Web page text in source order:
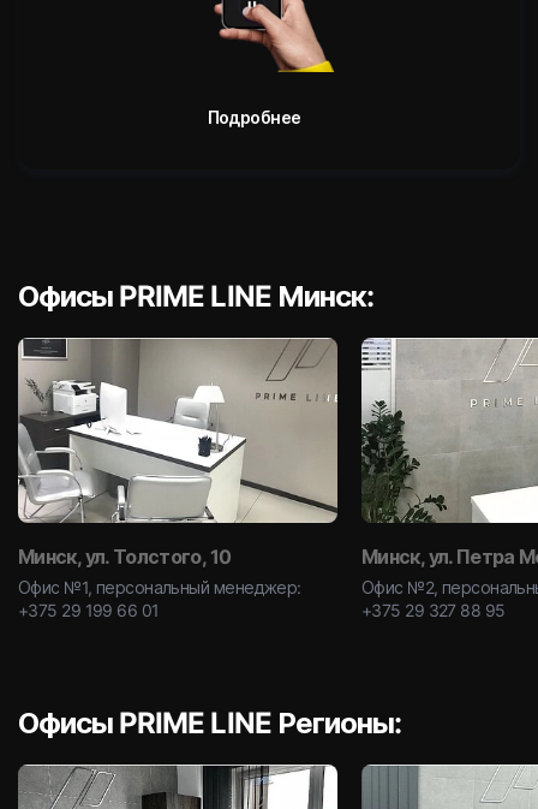
Подробнее
Офисы PRIME LINE Минск:
Минск, ул. Толстого, 10
Офис №1, персональный менеджер:
+375 29 199 66 01
Минск, ул. Петра
Офис №2,
+375 29 327 88 95
Офисы PRIME LINE Регионы: